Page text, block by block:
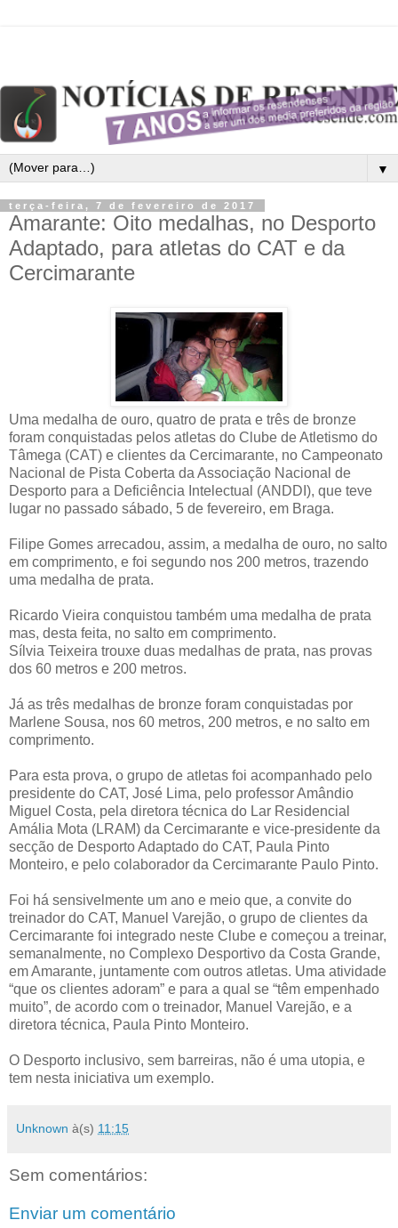
▼
terça-feira, 7 de fevereiro de 2017
Amarante: Oito medalhas, no Desporto
Adaptado, para atletas do CAT e da
Cercimarante
Uma medalha de ouro, quatro de prata e três de bronze
foram conquistadas pelos atletas do Clube de Atletismo do
Tâmega (CAT) e clientes da Cercimarante, no Campeonato
Nacional de Pista Coberta da Associação Nacional de
Desporto para a Deficiência Intelectual (ANDDI), que teve
lugar no passado sábado, 5 de fevereiro, em Braga.
Filipe Gomes arrecadou, assim, a medalha de ouro, no salto
em comprimento, e foi segundo nos 200 metros, trazendo
uma medalha de prata.
Ricardo Vieira conquistou também uma medalha de prata
mas, desta feita, no salto em comprimento.
Sílvia Teixeira trouxe duas medalhas de prata, nas provas
dos 60 metros e 200 metros.
Já as três medalhas de bronze foram conquistadas por
Marlene Sousa, nos 60 metros, 200 metros, e no salto em
comprimento.
Para esta prova, o grupo de atletas foi acompanhado pelo
presidente do CAT, José Lima, pelo professor Amândio
Miguel Costa, pela diretora técnica do Lar Residencial
Amália Mota (LRAM) da Cercimarante e vice-presidente da
secção de Desporto Adaptado do CAT, Paula Pinto
Monteiro, e pelo colaborador da Cercimarante Paulo Pinto.
Foi há sensivelmente um ano e meio que, a convite do
treinador do CAT, Manuel Varejão, o grupo de clientes da
Cercimarante foi integrado neste Clube e começou a treinar,
semanalmente, no Complexo Desportivo da Costa Grande,
em Amarante, juntamente com outros atletas. Uma atividade
“que os clientes adoram” e para a qual se “têm empenhado
muito”, de acordo com o treinador, Manuel Varejão, e a
diretora técnica, Paula Pinto Monteiro.
O Desporto inclusivo, sem barreiras, não é uma utopia, e
tem nesta iniciativa um exemplo.
Unknown à(s) 11:15
Sem comentários:
Enviar um comentário